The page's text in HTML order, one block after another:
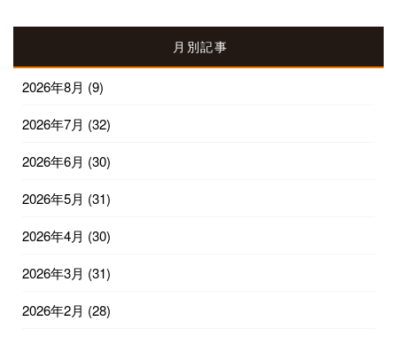
月別記事
2026年8月 (9)
2026年7月 (32)
2026年6月 (30)
2026年5月 (31)
2026年4月 (30)
2026年3月 (31)
2026年2月 (28)